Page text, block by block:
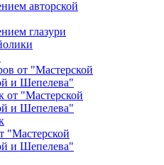
авторской
глазури
от "Мастерской
и Шепелева"
от "Мастерской
и Шепелева"
"Мастерской
и Шепелева"